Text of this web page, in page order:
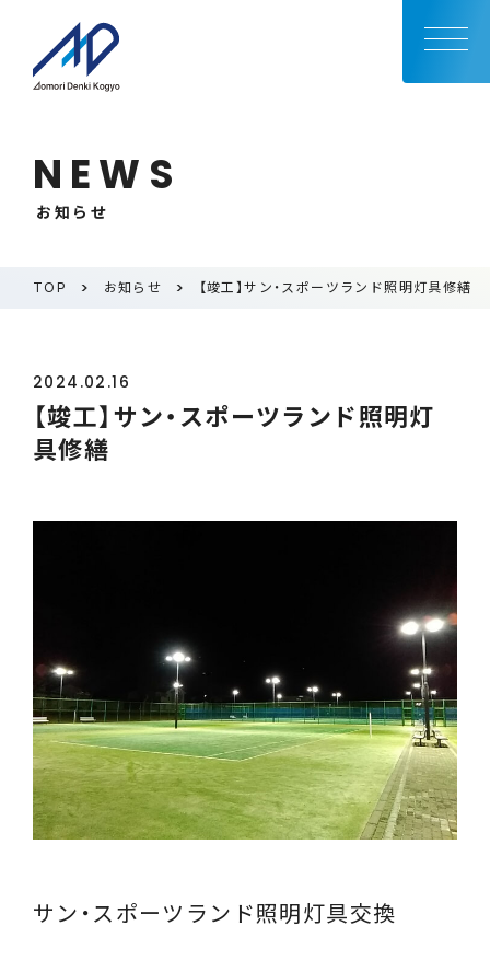
NEWS
お知らせ
TOP お知らせ 【竣工】サン・スポーツランド照明灯具修繕
2024.02.16
【竣工】サン・スポーツランド照明灯
具修繕
サン・スポーツランド照明灯具交換